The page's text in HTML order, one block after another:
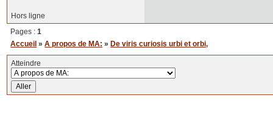
Hors ligne
Pages :1
Accueil »A propos de MA: »De viris curiosis urbi et orbi,
Atteindre